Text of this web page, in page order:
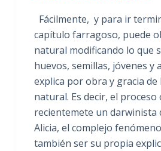
Fácilmente, y para ir
capítulo farragoso, puede
natural modificando lo que
huevos, semillas, jóvenes y
explica por obra y gracia de
natural. Es decir, el proceso
recientemete un darwinista
Alicia, el complejo
también ser su propia